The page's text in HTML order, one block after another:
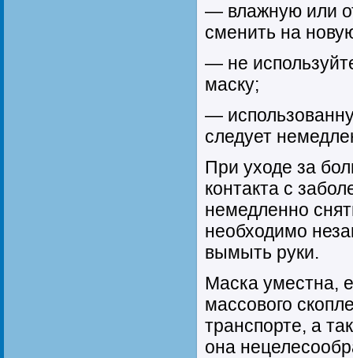
— влажную или
сменить на
— не
маску;
—
следует
При уходе за
контакта с
немедленно
необходимо
вымыть руки.
Маска уместна,
массового
транспорте, а
она